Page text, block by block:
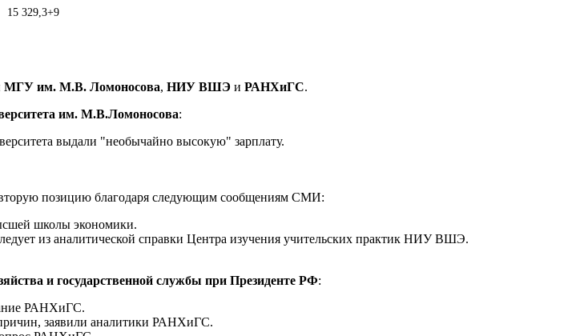
15 329,3+9
МГУ им. М.В. Ломоносова, НИУ ВШЭ и РАНХиГС.
им. М.В.Ломоносова:
выдали "необычайно высокую" зарплату.
позицию благодаря следующим сообщениям СМИ:
школы экономики.
из аналитической справки Центра изучения учительских практик НИУ ВШЭ.
и государственной службы при Президенте РФ:
РАНХиГС.
заявили аналитики РАНХиГС.